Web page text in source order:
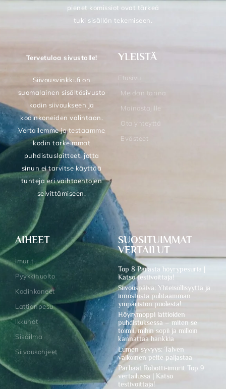
pienet komissiot ovat tärkeä
tuki sisällön tekemiseen.
Tervetuloa sivustolle!
Siivousvinkki.fi on
suomalainen sisältösivusto
kodin siivoukseen ja
kodinkoneiden valintaan.
Vertailemme ja testaamme
kodin tärkeimmät
puhdistuslaitteet, jotta
sinun ei tarvitse käyttää
tunteja eri vaihtoehtojen
selvittämiseen.
YLEISTÄ
Etusivu
Meidän tarina
Mainostajille
Ota yhteyttä
Evästeet
AIHEET
Imurit
Pyykkihuolto
Kodinkoneet
Lattianpesu
Ikkunat
Sisäilma
Siivousohjeet
SUOSITUIMMAT
VERTAILUT
Top 8 Parasta höyrypesuria |
Katso testivoittaja!
Siivouspäivä: Yhteisöllisyyttä ja
innostusta puhtaamman
ympäristön puolesta!
Höyrymoppi lattioiden
puhdistuksessa – miten se
toimii, mihin sopii ja milloin
kannattaa hankkia
Lumen syvyys: Talven
valkoinen peite paljastaa
Parhaat Robotti-imurit Top 9
vertailussa | Katso
testivoittaja!